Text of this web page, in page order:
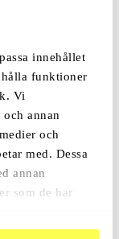
innehållet
funktioner
Vi
annan
och
med. Dessa
annan
som de har